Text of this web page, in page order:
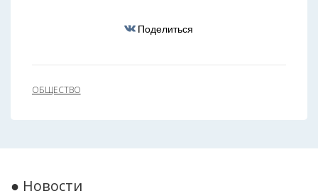
Поделиться
ОБЩЕСТВО
● Новости